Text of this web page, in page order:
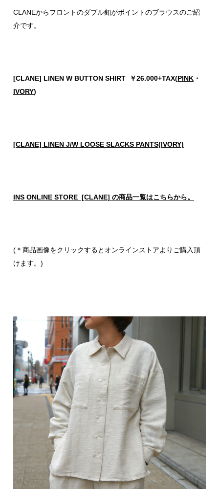
CLANEからフロントのダブル釦がポイントのブラウスのご紹
介です。
[CLANE] LINEN W BUTTON SHIRT ￥26.000+TAX(PINK ・
IVORY)
[CLANE] LINEN J/W LOOSE SLACKS PANTS(IVORY)
INS ONLINE STORE [CLANE] の商品一覧はこちらから。
(＊商品画像をクリックするとオンラインストアよりご購入頂
けます。)